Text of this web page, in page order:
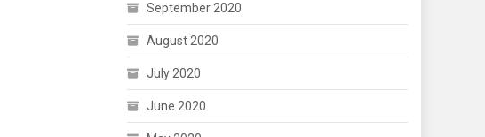
September 2020
August 2020
July 2020
June 2020